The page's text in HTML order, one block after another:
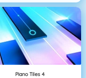
Piano Tiles 4